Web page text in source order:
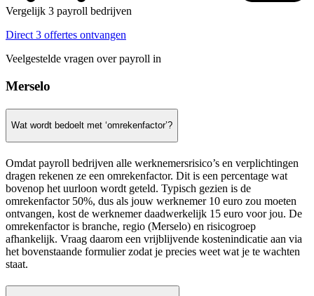
Vergelijk 3 payroll bedrijven
Direct 3 offertes ontvangen
Veelgestelde vragen over payroll in
Merselo
Wat wordt bedoelt met ‘omrekenfactor’?
Omdat payroll bedrijven alle werknemersrisico’s en verplichtingen
dragen rekenen ze een omrekenfactor. Dit is een percentage wat
bovenop het uurloon wordt geteld. Typisch gezien is de
omrekenfactor 50%, dus als jouw werknemer 10 euro zou moeten
ontvangen, kost de werknemer daadwerkelijk 15 euro voor jou. De
omrekenfactor is branche, regio (Merselo) en risicogroep
afhankelijk. Vraag daarom een vrijblijvende kostenindicatie aan via
het bovenstaande formulier zodat je precies weet wat je te wachten
staat.